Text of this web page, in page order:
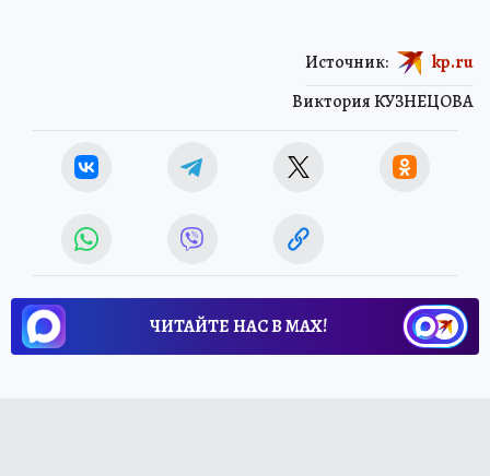
Виктория КУЗНЕЦОВА
Источник: kp.ru
ЧИТАЙТЕ НАС В МАХ!